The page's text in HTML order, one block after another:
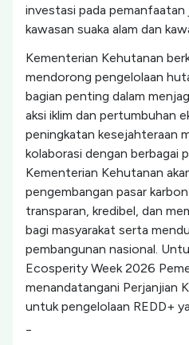
investasi pada pemanfaatan
kawasan suaka alam dan
Kementerian Kehutanan
mendorong pengelolaan
bagian penting dalam
aksi iklim dan pertumbuhan
peningkatan kesejahteraan
kolaborasi dengan berbagai
Kementerian Kehutanan
pengembangan pasar
transparan, kredibel, dan
bagi masyarakat serta
pembangunan nasional.
Ecosperity Week 2026
menandatangani Perjanjian
untuk pengelolaan REDD+